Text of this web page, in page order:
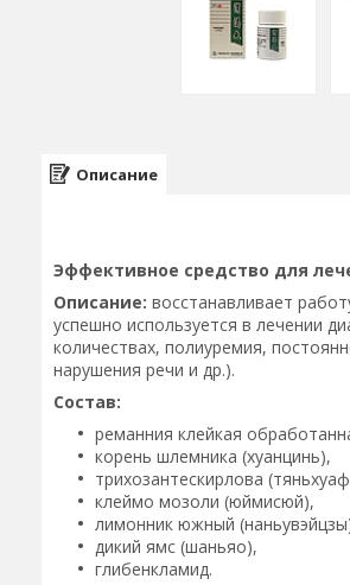
Описание
Эффективное средство для
Описание: восстанавливает
успешно используется в лечении
количествах, полиуремия,
нарушения речи и др.).
Состав:
реманния клейкая
корень шлемника (хуанцинь),
трихозантескирлова
клеймо мозоли (юймисюй),
лимонник южный
дикий ямс (шаньяо),
глибенкламид.